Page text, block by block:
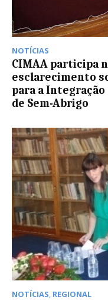
NOTÍCIAS
CIMAA participa
esclarecimento
para a Integração
de Sem-Abrigo
NOTÍCIAS REGIONAL